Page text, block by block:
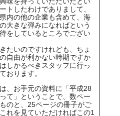
トしたわけでありまして、
内の他の企業も含めて、海
大きな弾みになればという
をしているところでござい
たいのですけれども、ちょ
自由が利かない時期ですか
しかるべきスタッフに行っ
おります。
、お手元の資料に「平成28
て」ということで、数ペー
のと、25ページの冊子がご
れを見ていただければこの1